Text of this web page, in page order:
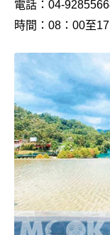
電話：04-
時間：08：00至